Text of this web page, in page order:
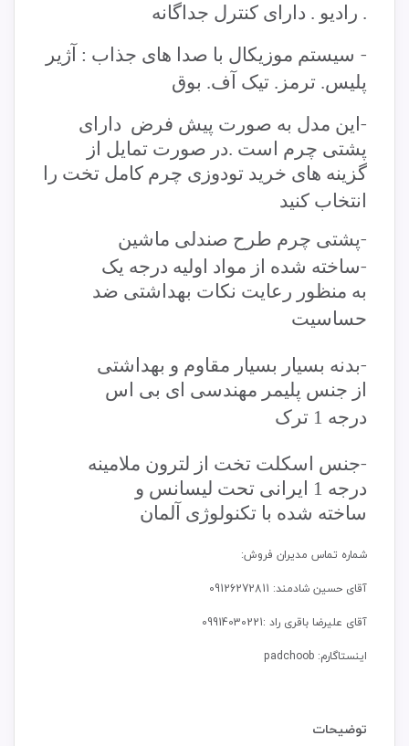
. رادیو . دارای کنترل جداگانه
- سیستم موزیکال با صدا های جذاب : آژیر
پلیس. ترمز. تیک آف. بوق
- این مدل به صورت پیش فرض دارای
پشتی چرم است .در صورت تمایل از
گزینه های خرید تودوزی چرم کامل تخت را
انتخاب کنید
-پشتی چرم طرح صندلی ماشین
-ساخته شده از مواد اولیه درجه یک
به منظور رعایت نکات بهداشتی ضد
حساسیت
-بدنه بسیار بسیار مقاوم و بهداشتی
از جنس پلیمر مهندسی ای بی اس
درجه 1 ترک
-جنس اسکلت تخت از لترون ملامینه
درجه 1 ایرانی تحت لیسانس و
ساخته شده با تکنولوژی آلمان
شماره تماس مدیران فروش:
آقای حسین شادمند: 09126272811
آقای علیرضا باقری راد :09914030221
اینستاگارم: padchoob
توضیحات